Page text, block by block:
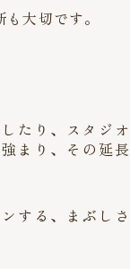
大切です。
たり、スタジオ
まり、その延長
する、まぶしさ